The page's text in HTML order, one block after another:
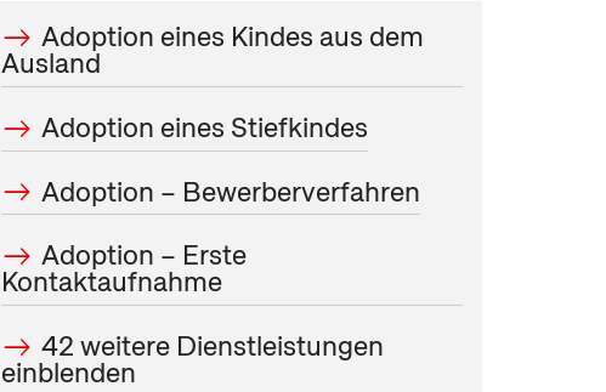
Adoption eines Kindes aus dem
Ausland
Adoption eines Stiefkindes
Adoption – Bewerberverfahren
Adoption – Erste
Kontaktaufnahme
42 weitere Dienstleistungen
einblenden